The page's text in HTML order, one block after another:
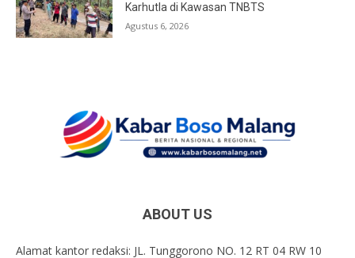
Karhutla di Kawasan TNBTS
Agustus 6, 2026
ABOUT US
Alamat kantor redaksi: JL. Tunggorono NO. 12 RT 04 RW 10